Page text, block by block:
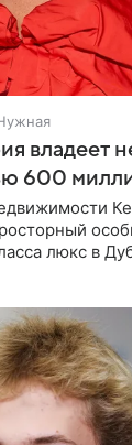
владеет
600
люкс в